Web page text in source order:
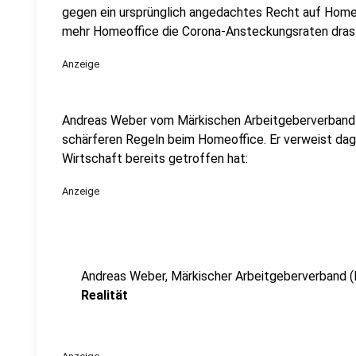
gegen ein ursprünglich angedachtes Recht auf
mehr Homeoffice die Corona-Ansteckungsraten
Anzeige
Andreas Weber vom Märkischen
schärferen Regeln beim Homeoffice. Er verweist
Wirtschaft bereits getroffen hat:
Anzeige
Andreas Weber, Märkischer Arbeitgeberverband
Realität